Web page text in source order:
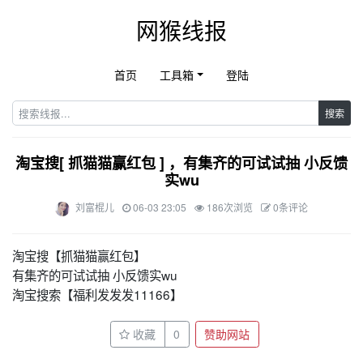
网猴线报
首页 工具箱 登陆
搜索
淘宝搜[ 抓猫猫赢红包 ] ，有集齐的可试试抽 小反馈
实wu
刘富棍儿 06-03 23:05 186次浏览 0条评论
淘宝搜【抓猫猫赢红包】
有集齐的可试试抽 小反馈实wu
淘宝搜索【福利发发发11166】
收藏 0 赞助网站